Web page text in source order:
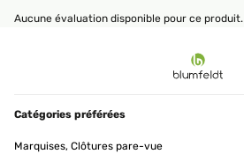
Aucune évaluation disponible pour ce produit.
Catégories préférées
Marquises, Clôtures pare-vue